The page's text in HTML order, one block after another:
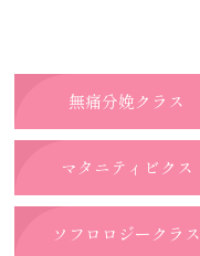
無痛分娩クラス
マタニティビクス
ソフロロジークラス